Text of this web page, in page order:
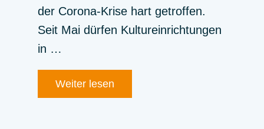
der Corona-Krise hart getroffen.
Seit Mai dürfen Kultureinrichtungen
in …
Weiter lesen